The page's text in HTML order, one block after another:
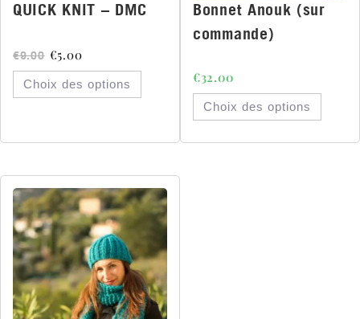
QUICK KNIT – DMC
€9.00 €5.00
Choix des options
Bonnet Anouk (sur
commande)
€32.00
Choix des options